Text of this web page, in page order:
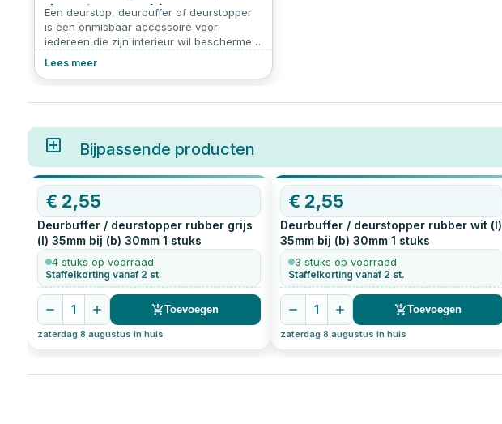
deurstop voor binnen en
buiten.
Een deurstop, deurbuffer of deurstopper
is een onmisbaar accessoire voor
iedereen die zijn interieur wil beschermen
toevoegen. Of je nu kiest voor een
een deurstop wit, het biedt een
veelvoorkomend probleem: schade door
openslaande deuren. Maar hoe kies je de
juiste deurstop en hoe installeer je een
deurstop? We leggen het stap voor stap
uit.
Lees meer
Bijpassende producten
€ 2,55
Deurbuffer / deurstopper rubber grijs
(l) 35mm bij (b) 30mm 1 stuks
4 stuks op voorraad
Staffelkorting vanaf 2 st.
1 Toevoegen
zaterdag 8 augustus in huis
€ 2,55
Deurbuffer / deurstopper rubber wit (l)
35mm bij (b) 30mm 1 stuks
3 stuks op voorraad
Staffelkorting vanaf 2 st.
1 Toevoegen
zaterdag 8 augustus in huis